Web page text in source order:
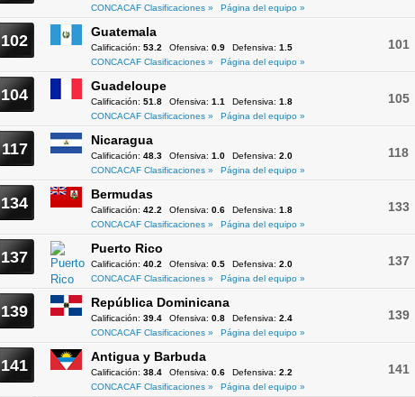
CONCACAF Clasificaciones »
Página del equipo »
102 Guatemala
Calificación: 53.2 Ofensiva: 0.9 Defensiva: 1.5
CONCACAF Clasificaciones »
Página del equipo »
101
104 Guadeloupe
Calificación: 51.8 Ofensiva: 1.1 Defensiva: 1.8
CONCACAF Clasificaciones »
Página del equipo »
105
117 Nicaragua
Calificación: 48.3 Ofensiva: 1.0 Defensiva: 2.0
CONCACAF Clasificaciones »
Página del equipo »
118
134 Bermudas
Calificación: 42.2 Ofensiva: 0.6 Defensiva: 1.8
CONCACAF Clasificaciones »
Página del equipo »
133
137 Puerto Rico
Calificación: 40.2 Ofensiva: 0.5 Defensiva: 2.0
CONCACAF Clasificaciones »
Página del equipo »
137
139 República Dominicana
Calificación: 39.4 Ofensiva: 0.8 Defensiva: 2.4
CONCACAF Clasificaciones »
Página del equipo »
139
141 Antigua y Barbuda
Calificación: 38.4 Ofensiva: 0.6 Defensiva: 2.2
CONCACAF Clasificaciones »
Página del equipo »
141